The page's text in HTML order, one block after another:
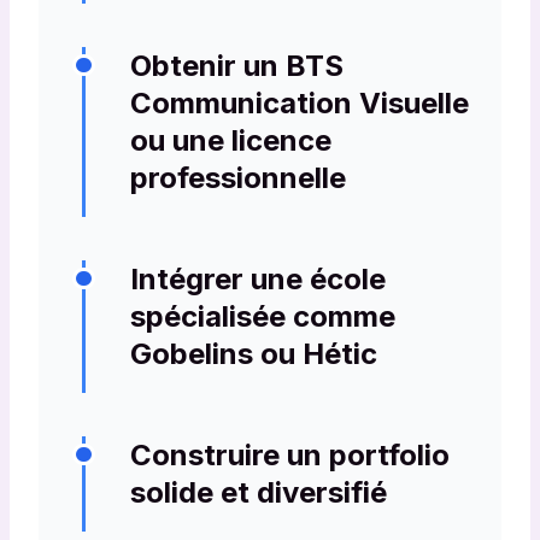
web designer.
Obtenir un BTS
Communication Visuelle
ou une licence
professionnelle
souvent via un BTS ou une licence.
Intégrer une école
spécialisée comme
Gobelins ou Hétic
compétences techniques et créatives.
Construire un portfolio
solide et diversifié